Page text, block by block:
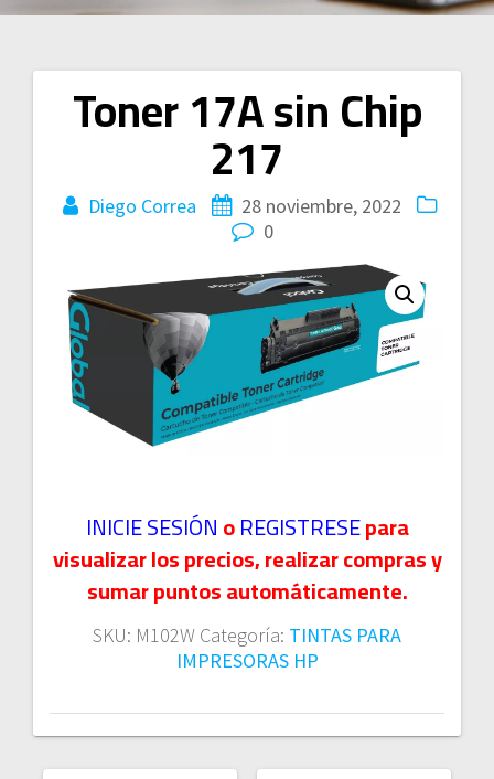
Toner 17A sin Chip
217
Diego Correa
28 noviembre, 2022
0
INICIE SESIÓNoREGISTRESEpara
visualizar los precios, realizar compras y
sumar puntos automáticamente.
SKU: M102W Categoría: TINTAS PARA
IMPRESORAS HP
Navegación
de
entradas